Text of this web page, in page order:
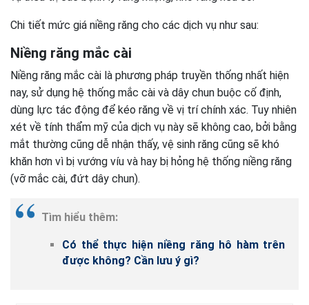
Chi tiết mức giá niềng răng cho các dịch vụ như sau:
Niềng răng mắc cài
Niềng răng mắc cài là phương pháp truyền thống nhất hiện
nay, sử dụng hệ thống mắc cài và dây chun buộc cố định,
dùng lực tác động để kéo răng về vị trí chính xác. Tuy nhiên
xét về tính thẩm mỹ của dịch vụ này sẽ không cao, bởi bằng
mắt thường cũng dễ nhận thấy, vệ sinh răng cũng sẽ khó
khăn hơn vì bị vướng víu và hay bị hỏng hệ thống niềng răng
(vỡ mắc cài, đứt dây chun).
Tìm hiểu thêm:
Có thể thực hiện niềng răng hô hàm trên
được không? Cần lưu ý gì?